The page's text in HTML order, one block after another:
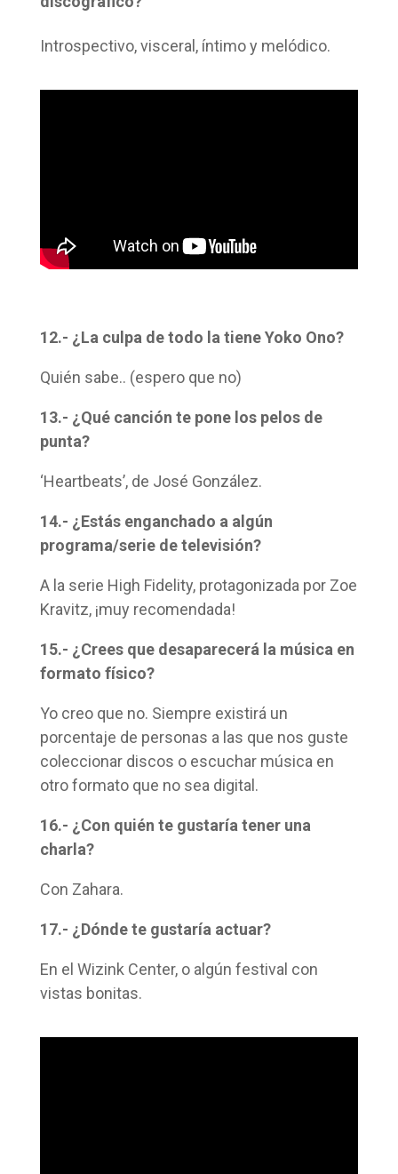
Introspectivo, visceral, íntimo y melódico.
12.- ¿La culpa de todo la tiene Yoko Ono?
Quién sabe.. (espero que no)
13.- ¿Qué canción te pone los pelos de
punta?
‘Heartbeats’, de José González.
14.- ¿Estás enganchado a algún
programa/serie de televisión?
A la serie High Fidelity, protagonizada por Zoe
Kravitz, ¡muy recomendada!
15.- ¿Crees que desaparecerá la música en
formato físico?
Yo creo que no. Siempre existirá un
porcentaje de personas a las que nos guste
coleccionar discos o escuchar música en
otro formato que no sea digital.
16.- ¿Con quién te gustaría tener una
charla?
Con Zahara.
17.- ¿Dónde te gustaría actuar?
En el Wizink Center, o algún festival con
vistas bonitas.